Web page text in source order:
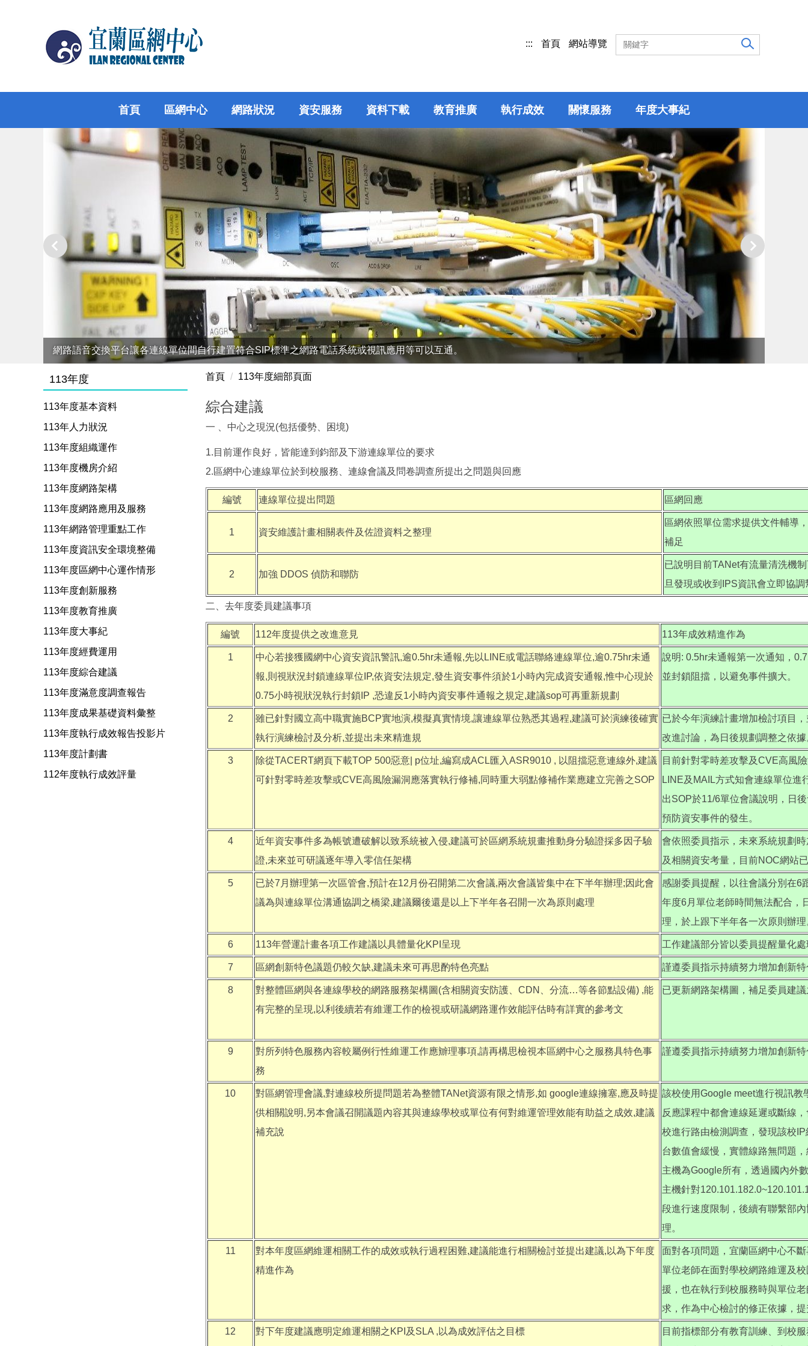
::: 首頁 網站導覽
首頁 區網中心 網路狀況 資安服務 資料下載 教育推廣 執行成效 關懷服務 年度大事紀
網路語音交換平台讓各連線單位間自行建置符合SIP標準之網路電話系統或視訊應用等可以互通。
113年度
113年度基本資料
113年人力狀況
113年度組織運作
113年度機房介紹
113年度網路架構
113年度網路應用及服務
113年網路管理重點工作
113年度資訊安全環境整備
113年度區網中心運作情形
113年度創新服務
113年度教育推廣
113年度大事紀
113年度經費運用
113年度綜合建議
113年度滿意度調查報告
113年度成果基礎資料彙整
113年度執行成效報告投影片
113年度計劃書
112年度執行成效評量
首頁 113年度細部頁面
綜合建議
一 、中心之現況(包括優勢、困境)
1.目前運作良好，皆能達到鈞部及下游連線單位的要求
2.區網中心連線單位於到校服務、連線會議及問卷調查所提出之問題與回應
編號 連線單位提出問題 區網回應
1 資安維護計畫相關表件及佐證資料之整理
區網依照單位需求提供文件輔導
補足
2 加強 DDOS 偵防和聯防
已說明目前TANet有流量清洗機
旦發現或收到IPS資訊會立即協調
二、去年度委員建議事項
編號 112年度提供之改進意見 113年成效精進作為
1
中心若接獲國網中心資安資訊警訊,逾0.5hr未通報,先以LINE或電話聯絡連線單位,逾0.75hr未通
報,則視狀況封鎖連線單位IP,依資安法規定,發生資安事件須於1小時內完成資安通報,惟中心現於
0.75小時視狀況執行封鎖IP ,恐違反1小時內資安事件通報之規定,建議sop可再重新規劃
說明: 0.5hr未通報第一次通知，
並封鎖阻擋，以避免事件擴大。
2
雖已針對國立高中職實施BCP實地演,模擬真實情境,讓連線單位熟悉其過程,建議可於演練後確實
執行演練檢討及分析,並提出未來精進規
已於今年演練計畫增加檢討項目
改進討論，為日後規劃調整之依據
3
除從TACERT網頁下載TOP 500惡意| p位址,編寫成ACL匯入ASR9010 , 以阻擋惡意連線外,建議
可針對零時差攻擊或CVE高風險漏洞應落實執行修補,同時重大弱點修補作業應建立完善之SOP
目前針對零時差攻擊及CVE高風
LINE及MAIL方式知會連線單位進
出SOP於11/6單位會議說明，日
預防資安事件的發生。
4
近年資安事件多為帳號遭破解以致系統被入侵,建議可於區網系統規畫推動身分驗證採多因子驗
證,未來並可研議逐年導入零信任架構
會依照委員指示，未來系統規劃
及相關資安考量，目前NOC網站
5
已於7月辦理第一次區管會,預計在12月份召開第二次會議,兩次會議皆集中在下半年辦理;因此會
議為與連線單位溝通協調之橋梁,建議爾後還是以上下半年各召開一次為原則處理
感謝委員提醒，以往會議分別在6
年度6月單位老師時間無法配合，
理，於上跟下半年各一次原則辦理
6 113年營運計畫各項工作建議以具體量化KPI呈現 工作建議部分皆以委員提醒量化處
7 區網創新特色議題仍較欠缺,建議未來可再思酌特色亮點 謹遵委員指示持續努力增加創新特
8
對整體區網與各連線學校的網路服務架構圖(含相關資安防護、CDN、分流…等各節點設備) ,能
有完整的呈現,以利後續若有維運工作的檢視或研議網路運作效能評估時有詳實的參考文
已更新網路架構圖，補足委員建
9
對所列特色服務內容較屬例行性維運工作應辧理事項,請再構思檢視本區網中心之服務具特色事
務
謹遵委員指示持續努力增加創新特
10
對區網管理會議,對連線校所提問題若為整體TANet資源有限之情形,如 google連線擁塞,應及時提
供相關說明,另本會議召開議題內容其與連線學校或單位有何對維運管理效能有助益之成效,建議
補充說
該校使用Google meet進行視訊教
反應課程中都會連線延遲或斷線
校進行路由檢測調查，發現該校
台數值會緩慢，實體線路無問題
主機為Google所有，透過國內外
主機針對
段進行速度限制，後續有聯繫部
理。
11
對本年度區網維運相關工作的成效或執行過程困難,建議能進行相關檢討並提出建議,以為下年度
精進作為
面對各項問題，宜蘭區網中心不
單位老師在面對學校網路維運及
援，也在執行到校服務時與單位
求，作為中心檢討的修正依據，
12 對下年度建議應明定維運相關之KPI及SLA ,以為成效評估之目標
目前指標部分有教育訓練、到校